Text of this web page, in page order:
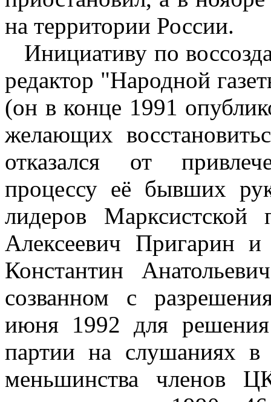
на территории России.
Инициативу по
редактор "Народной
(он в конце 1991
желающих
отказался от
процессу её бывших
лидеров
Алексеевич Пригарин
Константин
созванном с
июня 1992 для решения
партии на слушаниях
меньшинства членов